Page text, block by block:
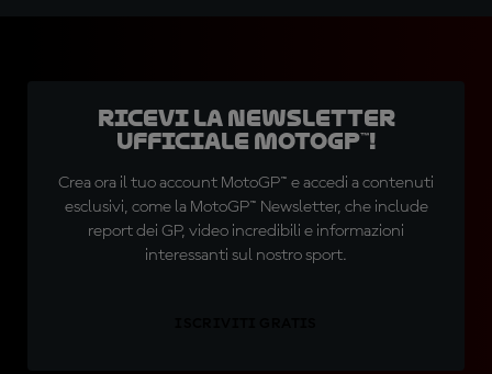
Ricevi la newsletter
ufficiale MotoGP™!
Crea ora il tuo account MotoGP™ e accedi a contenuti
esclusivi, come la MotoGP™ Newsletter, che include
report dei GP, video incredibili e informazioni
interessanti sul nostro sport.